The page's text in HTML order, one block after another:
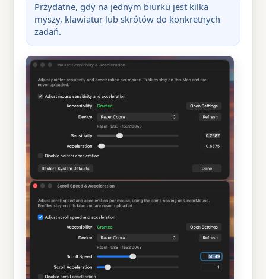
Przydatne, gdy na jednym biurku jest kilka
myszy, klawiatur lub skrótów do konkretnych
zadań.